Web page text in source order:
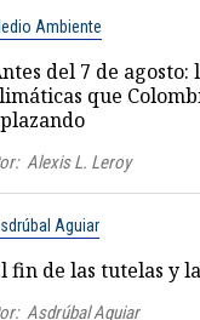
Ambiente
del 7 de agosto:
que
Alexis L. Leroy
Aguiar
fin de las tutelas y
Asdrúbal Aguiar